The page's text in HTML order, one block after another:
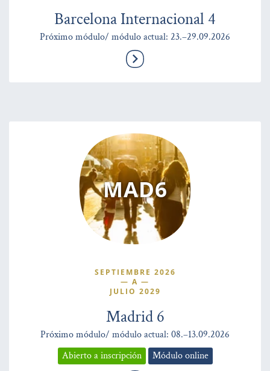
Barcelona Internacional 4
Próximo módulo/ módulo actual: 23.–29.09.2026
MAD6
SEPTIEMBRE 2026
— A —
JULIO 2029
Madrid 6
Próximo módulo/ módulo actual: 08.–13.09.2026
Abierto a inscripción
Módulo online